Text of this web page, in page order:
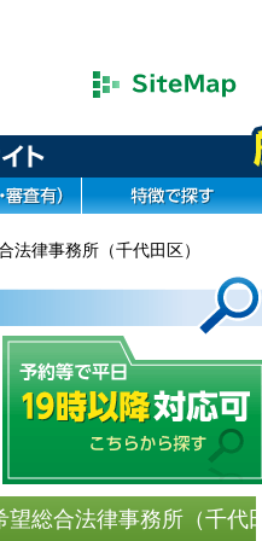
法律事務所（千代田区）
総合法律事務所（千代